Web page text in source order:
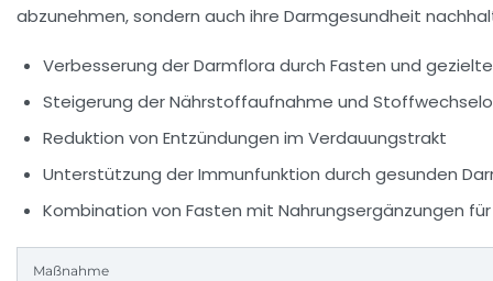
abzunehmen, sondern auch ihre Darmgesundheit
Verbesserung der Darmflora durch Fasten und
Steigerung der Nährstoffaufnahme und
Reduktion von Entzündungen im Verdauungstrakt
Unterstützung der Immunfunktion durch gesunden
Kombination von Fasten mit Nahrungsergänzungen
Maßnahme